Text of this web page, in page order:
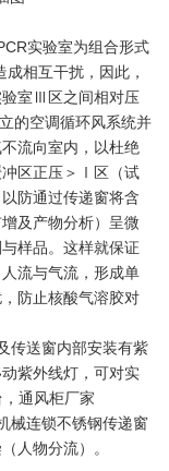
实验室为组合形式
相互干扰，因此，
室Ⅲ区之间相对压
的空调循环风系统并
流向室内，以杜绝
冲区正压＞Ⅰ区（试
防通过传递窗将含
及产物分析）呈微
样品。这样就保证
流与气流，形成单
防止核酸气溶胶对
传送窗内部安装有紫
紫外线灯，可对实
通风柜厂家
械连锁不锈钢传递窗
人物分流）。